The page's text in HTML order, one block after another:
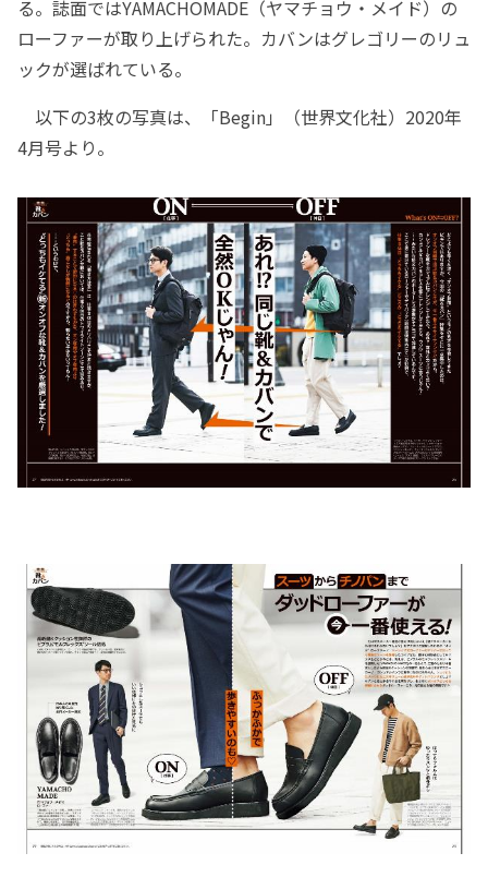
る。誌面ではYAMACHOMADE（ヤマチョウ・メイド）の
ローファーが取り上げられた。カバンはグレゴリーのリュ
ックが選ばれている。
以下の3枚の写真は、「Begin」（世界文化社）2020年
4月号より。